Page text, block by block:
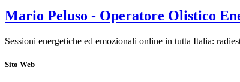
Mario Peluso - Operatore Olistico
Sessioni energetiche ed emozionali online in tutta Italia:
Sito Web